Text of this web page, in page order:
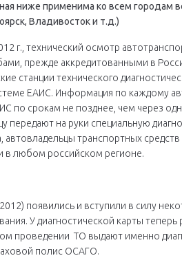
ниже применима ко всем городам
Владивосток и т.д.)
г., технический осмотр
прежде аккредитованными в
станции технического
ЕАИС. Информация по каждому
по срокам не позднее, чем через
передают на руки специальную
автовладельцы транспортных
в любом российском регионе.
появились и вступили в силу
У диагностической карты
проведении ТО выдают именно
полис ОСАГО.